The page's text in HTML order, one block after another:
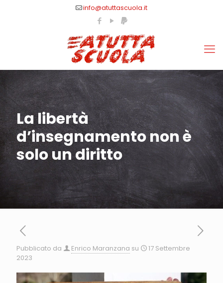
info@atuttascuola.it
La libertà
d’insegnamento non è
solo un diritto
Pubblicato da Enrico Maranzana su
17 Settembre
2023